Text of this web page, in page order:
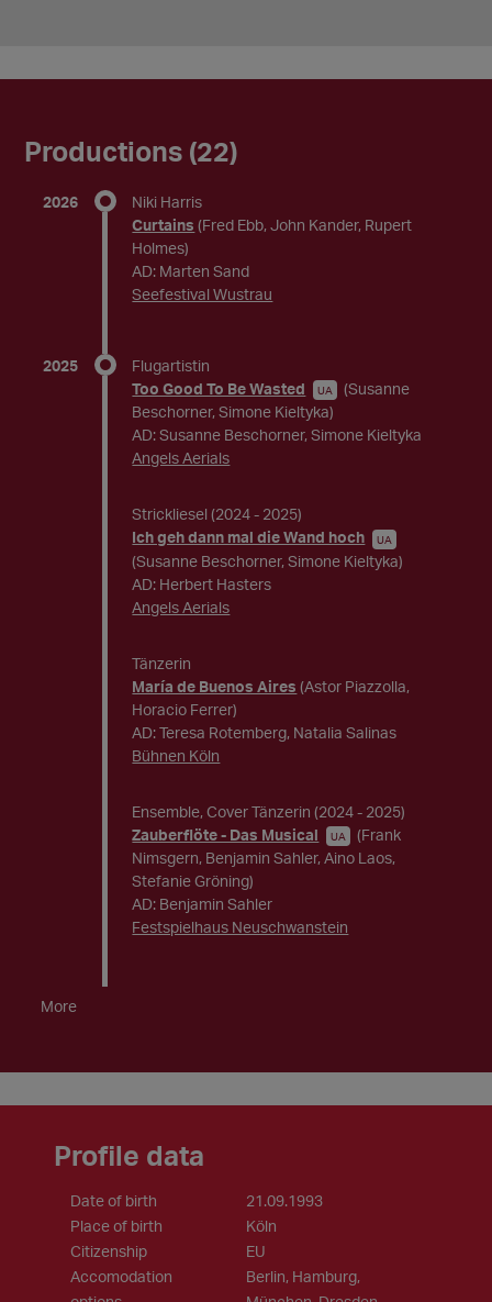
Productions (22)
2026
Niki Harris
Curtains (Fred Ebb, John Kander, Rupert
Holmes)
AD: Marten Sand
Seefestival Wustrau
2025
Flugartistin
Too Good To Be Wasted
UA
(Susanne
Beschorner, Simone Kieltyka)
AD: Susanne Beschorner, Simone Kieltyka
Angels Aerials
Strickliesel (2024 - 2025)
Ich geh dann mal die Wand hoch
UA
(Susanne Beschorner, Simone Kieltyka)
AD: Herbert Hasters
Angels Aerials
Tänzerin
María de Buenos Aires (Astor Piazzolla,
Horacio Ferrer)
AD: Teresa Rotemberg, Natalia Salinas
Bühnen Köln
Ensemble, Cover Tänzerin(2024 - 2025)
Zauberflöte - Das Musical
UA
(Frank
Nimsgern, Benjamin Sahler, Aino Laos,
Stefanie Gröning)
AD: Benjamin Sahler
Festspielhaus Neuschwanstein
More
Profile data
Date of birth
21.09.1993
Place of birth
Köln
Citizenship
EU
Accomodation
Berlin, Hamburg,